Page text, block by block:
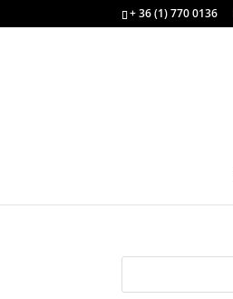
+ 36 (1) 770 0136